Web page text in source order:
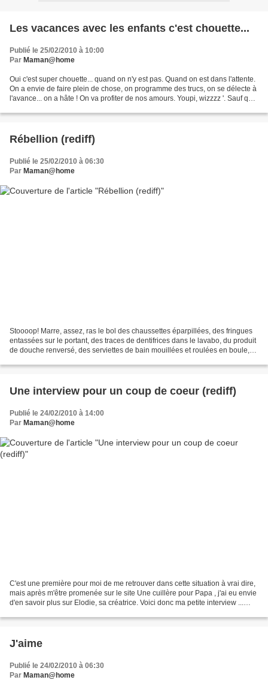
Les vacances avec les enfants c'est chouette...
Publié le 25/02/2010 à 10:00
Par Maman@home
Oui c'est super chouette... quand on n'y est pas. Quand on est dans l'attente.
On a envie de faire plein de chose, on programme des trucs, on se délecte à
l'avance... on a hâte ! On va profiter de nos amours. Youpi, wizzzz '. Sauf que
Rébellion (rediff)
Publié le 25/02/2010 à 06:30
Par Maman@home
Stoooop! Marre, assez, ras le bol des chaussettes éparpillées, des fringues
entassées sur le portant, des traces de dentifrices dans le lavabo, du produit
de douche renversé, des serviettes de bain mouillées et roulées en boule,
Une interview pour un coup de coeur (rediff)
Publié le 24/02/2010 à 14:00
Par Maman@home
C'est une première pour moi de me retrouver dans cette situation à vrai dire,
mais après m'être promenée sur le site Une cuillère pour Papa , j'ai eu envie
d'en savoir plus sur Elodie, sa créatrice. Voici donc ma petite interview ...
J'aime
Publié le 24/02/2010 à 06:30
Par Maman@home